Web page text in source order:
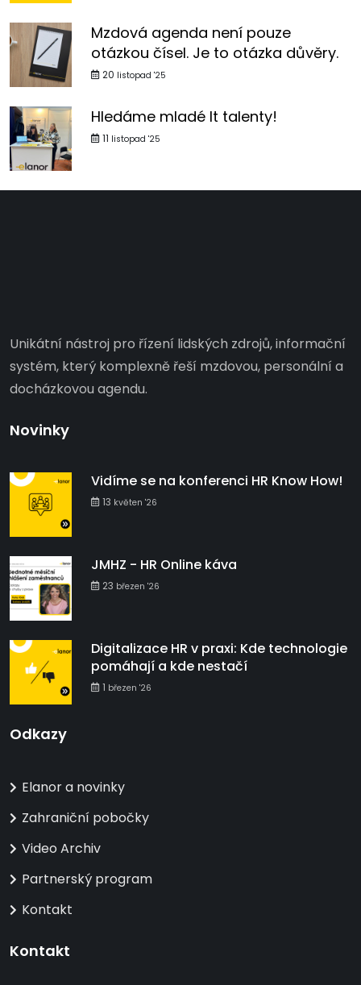
Mzdová agenda není pouze
otázkou čísel. Je to otázka důvěry.
20 listopad '25
Hledáme mladé It talenty!
11 listopad '25
Unikátní nástroj pro řízení lidských zdrojů, informační
systém, který komplexně řeší mzdovou, personální a
docházkovou agendu.
Novinky
Vidíme se na konferenci HR Know How!
13 květen '26
JMHZ - HR Online káva
23 březen '26
Digitalizace HR v praxi: Kde technologie
pomáhají a kde nestačí
1 březen '26
Odkazy
Elanor a novinky
Zahraniční pobočky
Video Archiv
Partnerský program
Kontakt
Kontakt